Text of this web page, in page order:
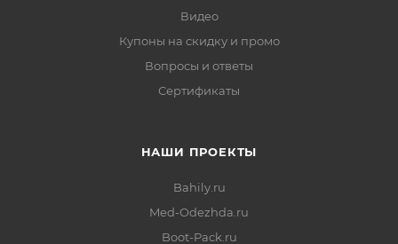
Видео
Купоны на скидку и промо
Вопросы и ответы
Сертификаты
НАШИ ПРОЕКТЫ
Bahily.ru
Med-Odezhda.ru
Boot-Pack.ru